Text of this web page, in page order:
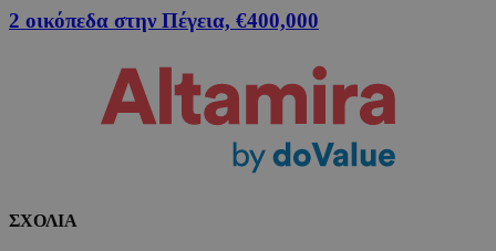
2 οικόπεδα στην Πέγεια, €400,000
ΣΧΟΛΙΑ